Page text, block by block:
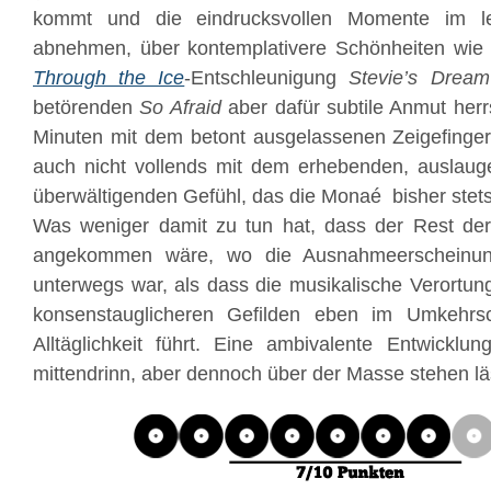
kommt und die eindrucksvollen Momente im
abnehmen, über kontemplativere Schönheiten
Through the Ice-EntschleunigungStevie’s
betörendenSo Afraidaber dafür subtile Anmut
Minuten mit dem betont ausgelassenen
auch nicht vollends mit dem erhebenden,
überwältigenden Gefühl, das die Monaé bisher
Was weniger damit zu tun hat, dass der Rest
angekommen wäre, wo die
unterwegs war, als dass die musikalische
konsenstauglicheren Gefilden eben im
Alltäglichkeit führt. Eine ambivalente
mittendrinn, aber dennoch über der Masse stehen